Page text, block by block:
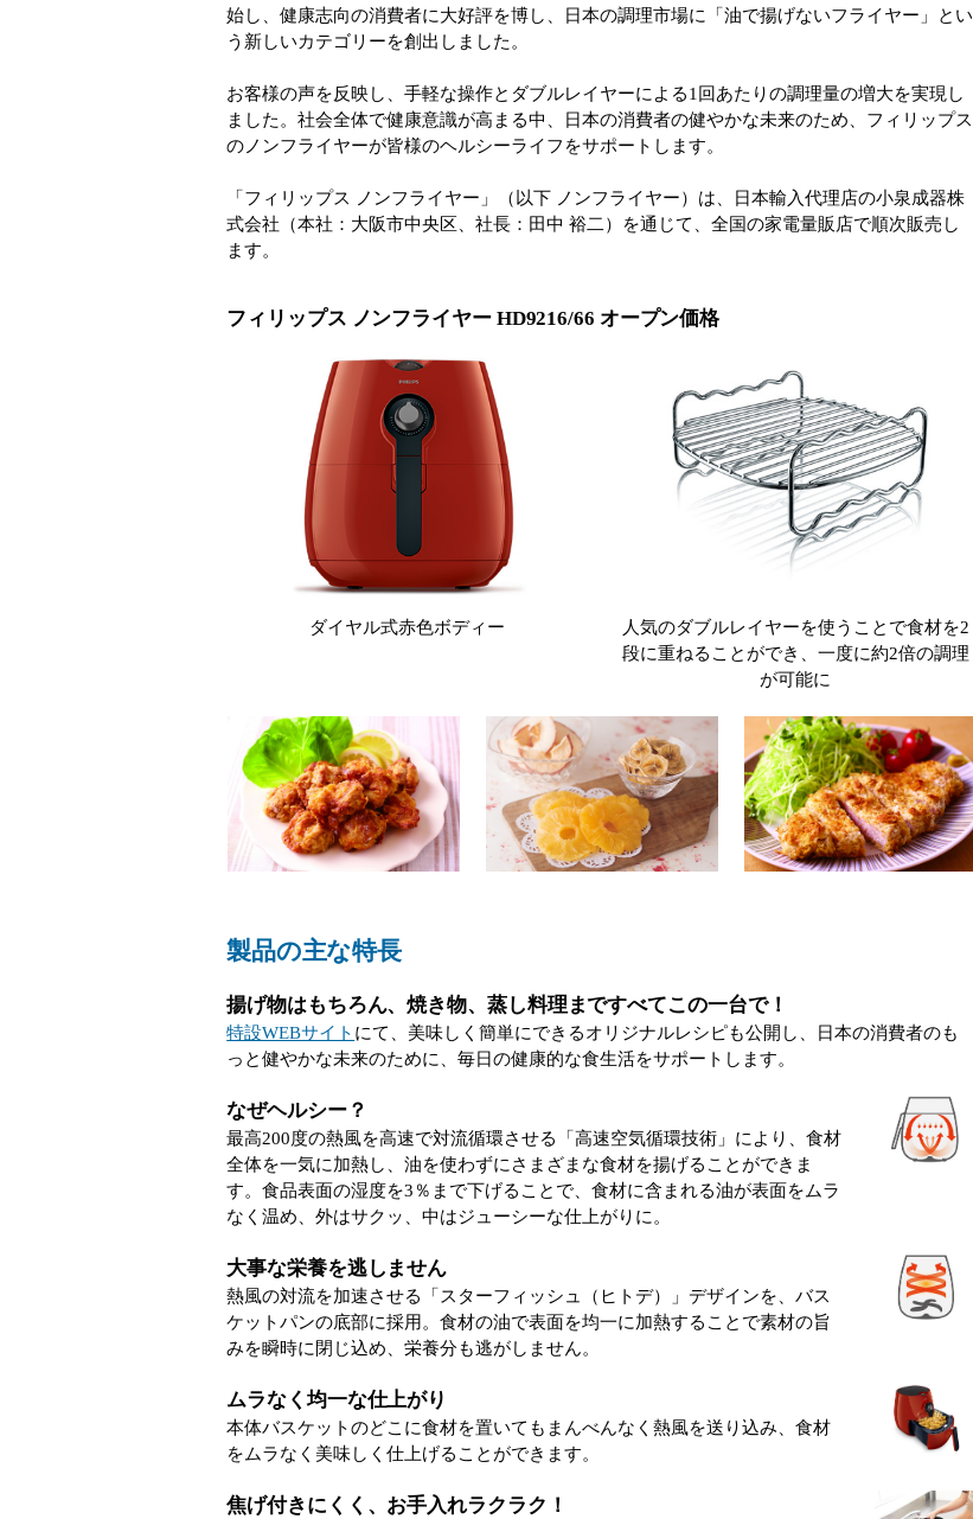
始し、健康志向の消費者に大好評を博し、日本の調理市場に「油で揚げないフライヤー」とい
う新しいカテゴリーを創出しました。
お客様の声を反映し、手軽な操作とダブルレイヤーによる1回あたりの調理量の増大を実現し
ました。社会全体で健康意識が高まる中、日本の消費者の健やかな未来のため、フィリップス
のノンフライヤーが皆様のヘルシーライフをサポートします。
「フィリップス ノンフライヤー」（以下 ノンフライヤー）は、日本輸入代理店の小泉成器株
式会社（本社：大阪市中央区、社長：田中 裕二）を通じて、全国の家電量販店で順次販売し
ます。
フィリップス ノンフライヤー HD9216/66 オープン価格
ダイヤル式赤色ボディー
人気のダブルレイヤーを使うことで食材を2
段に重ねることができ、一度に約2倍の調理
が可能に
製品の主な特長
揚げ物はもちろん、焼き物、蒸し料理まですべてこの一台で！
特設WEBサイト にて、美味しく簡単にできるオリジナルレシピも公開し、日本の消費者のも
っと健やかな未来のために、毎日の健康的な食生活をサポートします。
なぜヘルシー？
最高200度の熱風を高速で対流循環させる「高速空気循環技術」により、食材
全体を一気に加熱し、油を使わずにさまざまな食材を揚げることができま
す。食品表面の湿度を3％まで下げることで、食材に含まれる油が表面をムラ
なく温め、外はサクッ、中はジューシーな仕上がりに。
大事な栄養を逃しません
熱風の対流を加速させる「スターフィッシュ（ヒトデ）」デザインを、バス
ケットパンの底部に採用。食材の油で表面を均一に加熱することで素材の旨
みを瞬時に閉じ込め、栄養分も逃がしません。
ムラなく均一な仕上がり
本体バスケットのどこに食材を置いてもまんべんなく熱風を送り込み、食材
をムラなく美味しく仕上げることができます。
焦げ付きにくく、お手入れラクラク！